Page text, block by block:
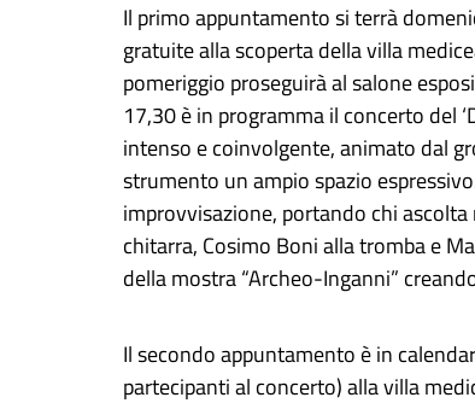
Il primo appuntamento si terrà
gratuite alla scoperta della villa
pomeriggio proseguirà al salone
17,30 è in programma il concerto del
intenso e coinvolgente, animato dal
strumento un ampio spazio
improvvisazione, portando chi
chitarra, Cosimo Boni alla tromba e
della mostra “Archeo-Inganni”
Il secondo appuntamento è in
partecipanti al concerto) alla villa